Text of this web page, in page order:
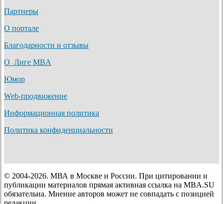
Партнеры
О портале
Благодарности и отзывы
О Лиге MBA
Юмор
Web-продвижение
Информационная политика
Политика конфиденциальности
© 2004-2026. МВА в Москве и России. При цитировании и
публикации материалов прямая активная ссылка на MBA.SU
обязательна. Мнение авторов может не совпадать с позицией